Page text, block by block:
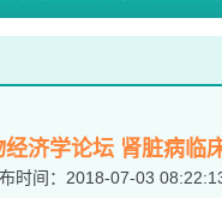
济学论坛 肾脏病临
时间： 2018-07-03